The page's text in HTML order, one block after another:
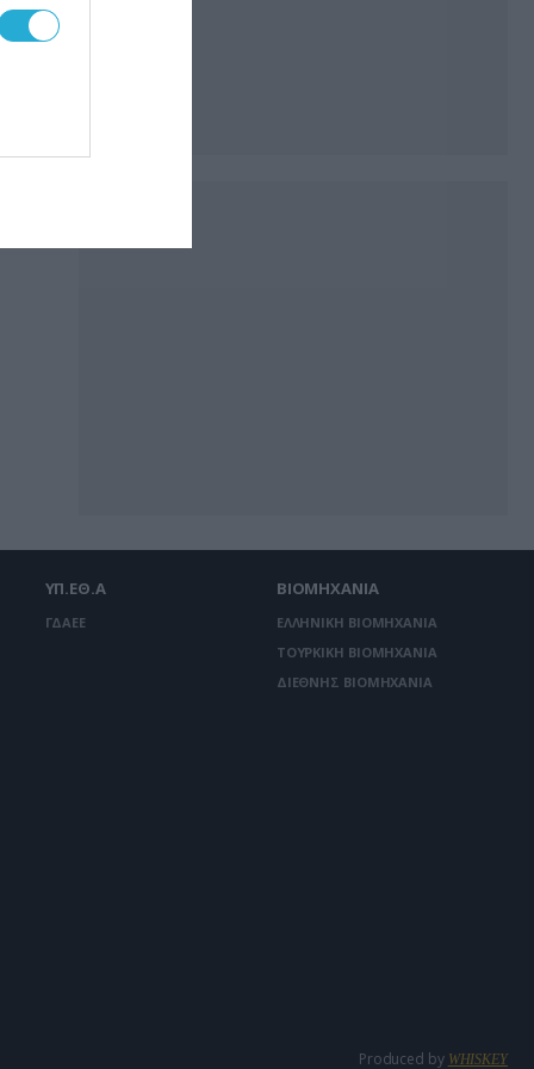
ΥΠ.ΕΘ.Α
ΓΔΑΕΕ
ΒΙΟΜΗΧΑΝΙΑ
ΕΛΛΗΝΙΚΗ ΒΙΟΜΗΧΑΝΙΑ
ΤΟΥΡΚΙΚΗ ΒΙΟΜΗΧΑΝΙΑ
ΔΙΕΘΝΗΣ ΒΙΟΜΗΧΑΝΙΑ
Produced by WHISKEY